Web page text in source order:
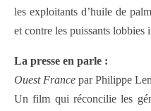
les exploitants d’huile de
et contre les puissants lobbies
La presse en parle :
Ouest France par Philippe
Un film qui réconcilie les